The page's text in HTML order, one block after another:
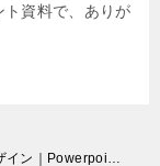
資料で、ありが